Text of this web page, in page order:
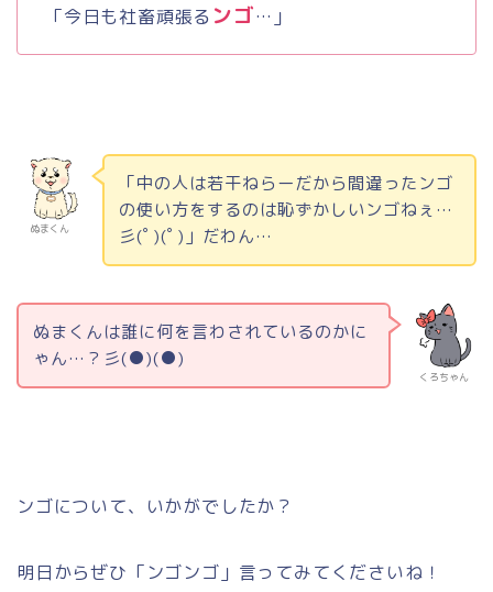
「今日も社畜頑張る ンゴ…」
ぬまくん
「中の人は若干ねらーだから間違ったンゴ
の使い方をするのは恥ずかしいンゴねぇ…
彡(ﾟ )(ﾟ ) 」だわん…
くろちゃん
ぬまくんは誰に何を言わされているのかに
ゃん…？彡(●)(●)
ンゴについて、いかがでしたか？
明日からぜひ「ンゴンゴ」言ってみてくださいね！